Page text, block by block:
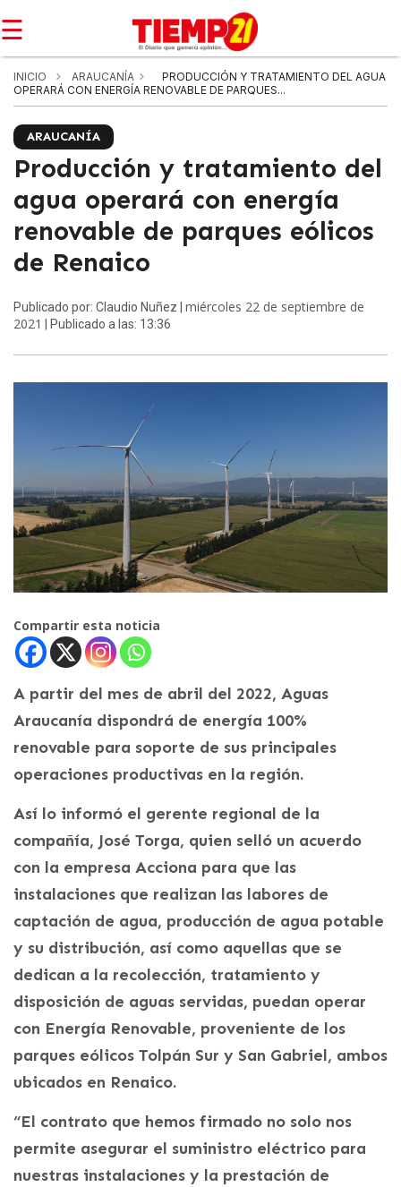
☰
INICIO ARAUCANÍA
PRODUCCIÓN Y TRATAMIENTO DEL AGUA
OPERARÁ CON ENERGÍA RENOVABLE DE PARQUES...
ARAUCANÍA
Producción y tratamiento del
agua operará con energía
renovable de parques eólicos
de Renaico
Publicado por: Claudio Nuñez | miércoles 22 de septiembre de
2021
| Publicado a las: 13:36
Compartir esta noticia
A partir del mes de abril del 2022, Aguas
Araucanía dispondrá de energía 100%
renovable para soporte de sus principales
operaciones productivas en la región.
Así lo informó el gerente regional de la
compañía, José Torga, quien selló un acuerdo
con la empresa Acciona para que las
instalaciones que realizan las labores de
captación de agua, producción de agua potable
y su distribución, así como aquellas que se
dedican a la recolección, tratamiento y
disposición de aguas servidas, puedan operar
con Energía Renovable, proveniente de los
parques eólicos Tolpán Sur y San Gabriel, ambos
ubicados en Renaico.
“El contrato que hemos firmado no solo nos
permite asegurar el suministro eléctrico para
nuestras instalaciones y la prestación de